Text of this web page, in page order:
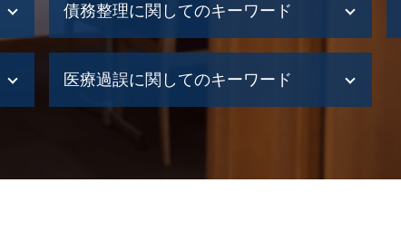
債務整理に関してのキーワード
債務整理 手遅れ
企業債務整理
医療過誤に関してのキーワード